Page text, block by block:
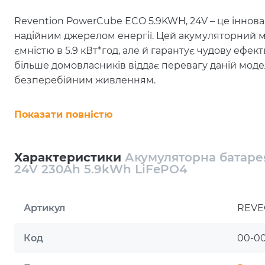
Revention PowerCube ECO 5.9KWH, 24V – це
надійним джерелом енергії. Цей акумуляторний
ємністю в 5.9 кВт*год, але й гарантує чудову
більше домовласників віддає перевагу даній
безперебійним живленням.
настінного монтажу, що робить його ідеальним
Купити Revention PowerCube
модуль для тих, хто шукає
різних систем електропостачання. Цей модуль є
Показати повністю
Характеристики Акумуляторна
24V 230Ah 5.9kWh LiFePO4
Артикул
Код 00-